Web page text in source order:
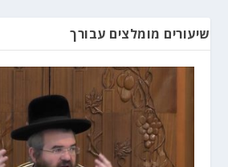
שיעורים מומלצים עבורך